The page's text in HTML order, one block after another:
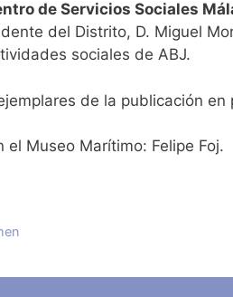
de Servicios Sociales
del Distrito, D. Miguel
sociales de ABJ.
de la publicación
Museo Marítimo: Felipe Foj.